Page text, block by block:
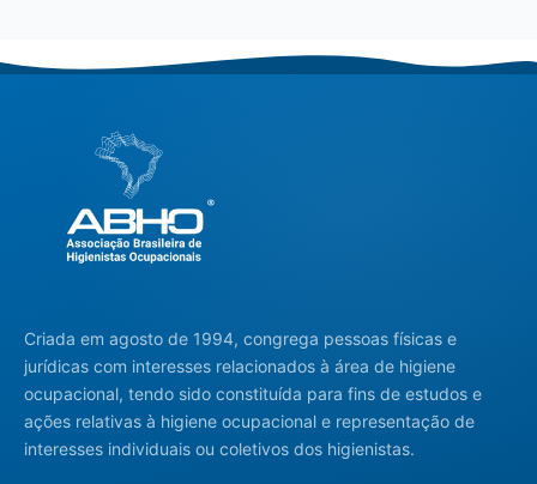
Criada em agosto de 1994, congrega pessoas físicas e
jurídicas com interesses relacionados à área de higiene
ocupacional, tendo sido constituída para fins de estudos e
ações relativas à higiene ocupacional e representação de
interesses individuais ou coletivos dos higienistas.